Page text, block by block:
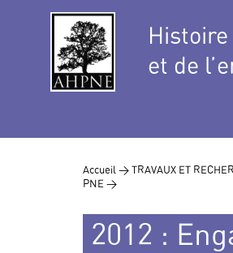
et de
Accueil >TRAVAUX ET
PNE >
2012 :